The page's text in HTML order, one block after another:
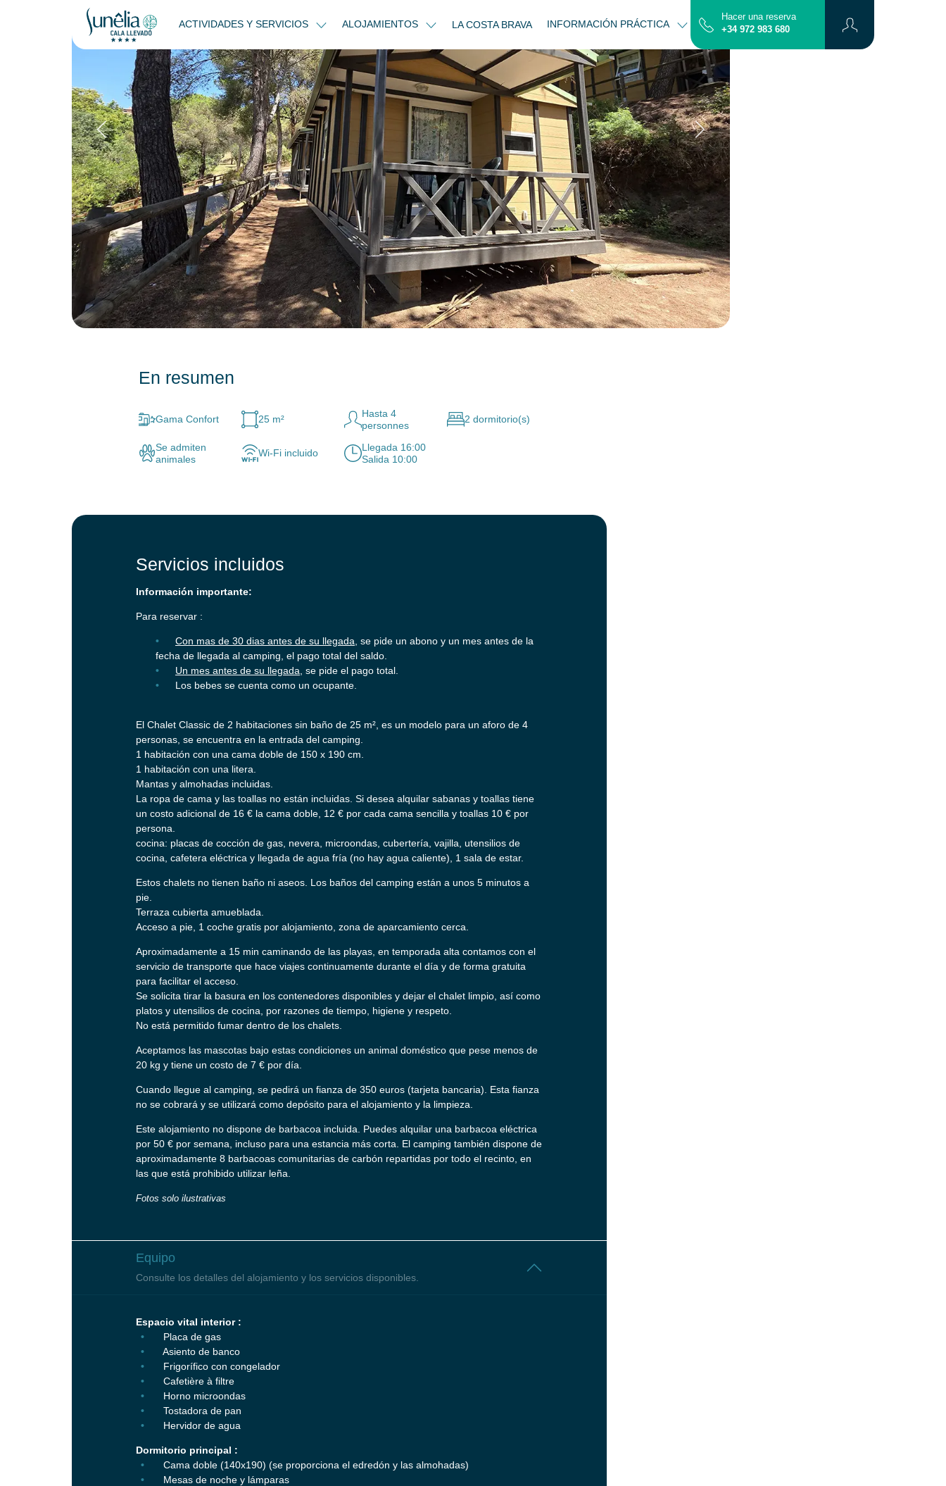
ACTIVIDADES Y SERVICIOS ALOJAMIENTOS LA COSTA BRAVA INFORMACIÓN PRÁCTICA CONTACTO MAPA
Hacer una reserva
+34 972 983 680
Volver Chalet Classic 2 habitaciones sin baño
En resumen
Gama Confort 25 m²
Hasta 4
personnes
2 dormitorio(s)
Se admiten
animales
Wi-Fi incluido
Llegada 16:00
Salida 10:00
Servicios incluidos
Información importante:
Para reservar :
Con mas de 30 dias antes de su llegada , se pide un abono y un mes antes de la
fecha de llegada al camping, el pago total del saldo.
Un mes antes de su llegada , se pide el pago total.
Los bebes se cuenta como un ocupante.
El Chalet Classic de 2 habitaciones sin baño de 25 m², es un modelo para un aforo de 4
personas, se encuentra en la entrada del camping.
1 habitación con una cama doble de 150 x 190 cm.
1 habitación con una litera.
Mantas y almohadas incluidas.
La ropa de cama y las toallas no están incluidas. Si desea alquilar sabanas y toallas tiene
un costo adicional de 16 € la cama doble, 12 € por cada cama sencilla y toallas 10 € por
persona.
cocina: placas de cocción de gas, nevera, microondas, cubertería, vajilla, utensilios de
cocina, cafetera eléctrica y llegada de agua fría (no hay agua caliente), 1 sala de estar.
Estos chalets no tienen baño ni aseos. Los baños del camping están a unos 5 minutos a
pie.
Terraza cubierta amueblada.
Acceso a pie, 1 coche gratis por alojamiento, zona de aparcamiento cerca.
Aproximadamente a 15 min caminando de las playas, en temporada alta contamos con el
servicio de transporte que hace viajes continuamente durante el día y de forma gratuita
para facilitar el acceso.
Se solicita tirar la basura en los contenedores disponibles y dejar el chalet limpio, así como
platos y utensilios de cocina, por razones de tiempo, higiene y respeto.
No está permitido fumar dentro de los chalets.
Aceptamos las mascotas bajo estas condiciones un animal doméstico que pese menos de
20 kg y tiene un costo de 7 € por día.
Cuando llegue al camping, se pedirá un fianza de 350 euros (tarjeta bancaria). Esta fianza
no se cobrará y se utilizará como depósito para el alojamiento y la limpieza.
Este alojamiento no dispone de barbacoa incluida. Puedes alquilar una barbacoa eléctrica
por 50 € por semana, incluso para una estancia más corta. El camping también dispone de
aproximadamente 8 barbacoas comunitarias de carbón repartidas por todo el recinto, en
las que está prohibido utilizar leña.
Fotos solo ilustrativas
Equipo
Consulte los detalles del alojamiento y los servicios disponibles.
Espacio vital interior :
Placa de gas
Asiento de banco
Frigorífico con congelador
Cafetière à filtre
Horno microondas
Tostadora de pan
Hervidor de agua
Dormitorio principal :
Cama doble (140x190) (se proporciona el edredón y las almohadas)
Mesas de noche y lámparas